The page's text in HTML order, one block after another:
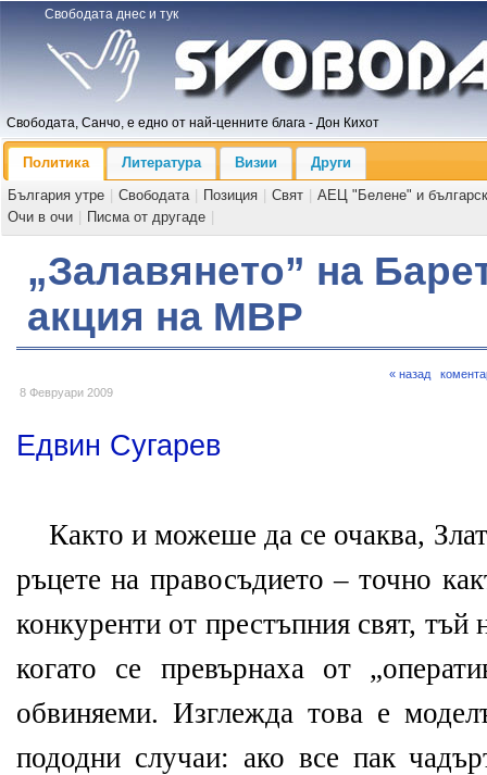
Свободата днес и тук
Свободата, Санчо, е едно от най-ценните блага - Дон Кихот
Политика Литература Визии
Други
България утре
Свободата Позиция Свят
АЕЦ "Белене" и
Очи в очи
Писма от другаде
„Залавянето” на
акция на МВР
8 Февруари 2009
« назад
Едвин Сугарев
Както и можеше да се очаква,
ръцете на правосъдието – точно
конкуренти от престъпния свят, тъй
когато се превърнаха от
обвиняеми. Изглежда това е
пододни случаи: ако все пак